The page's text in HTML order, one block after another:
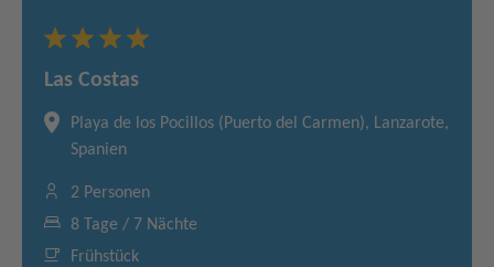
Las Costas
Playa de los Pocillos (Puerto del Carmen), Lanzarote,
Spanien
2 Personen
8 Tage / 7 Nächte
Frühstück